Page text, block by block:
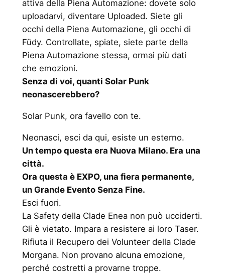
attiva della Piena Automazione: dovete solo
uploadarvi, diventare Uploaded. Siete gli
occhi della Piena Automazione, gli occhi di
Füdy. Controllate, spiate, siete parte della
Piena Automazione stessa, ormai più dati
che emozioni.
Senza di voi, quanti Solar Punk
neonascerebbero?
Solar Punk, ora favello con te.
Neonasci, esci da qui, esiste un esterno.
Un tempo questa era Nuova Milano. Era una
città.
Ora questa è EXPO, una fiera permanente,
un Grande Evento Senza Fine.
Esci fuori.
La Safety della Clade Enea non può ucciderti.
Gli è vietato. Impara a resistere ai loro Taser.
Rifiuta il Recupero dei Volunteer della Clade
Morgana. Non provano alcuna emozione,
perché costretti a provarne troppe.